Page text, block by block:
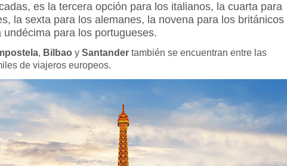
es la tercera opción para los italianos, la cuarta para
la sexta para los alemanes, la novena para los británicos
undécima para los portugueses.
, Bilbao y Santander también se encuentran entre las
de viajeros europeos.